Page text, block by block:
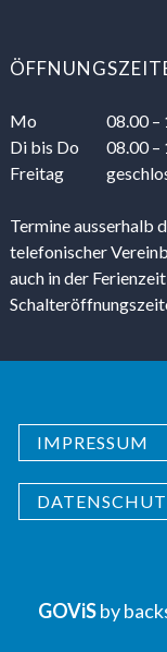
Mo 08.00 –
Dibis Do 08.00 –
Freitag
Termine ausserhalb
telefonischer
auch in der
IMPRESSUM
GOViSby